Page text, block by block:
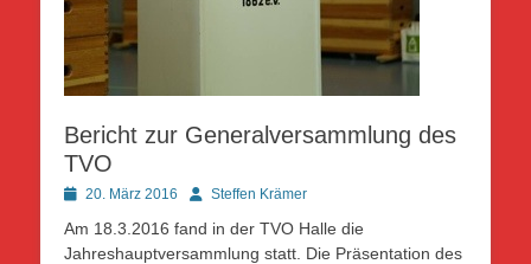
Bericht zur Generalversammlung des
TVO
Posted20. März 2016 AutorSteffen Krämer
Am 18.3.2016 fand in der TVO Halle die
Jahreshauptversammlung statt. Die Präsentation des